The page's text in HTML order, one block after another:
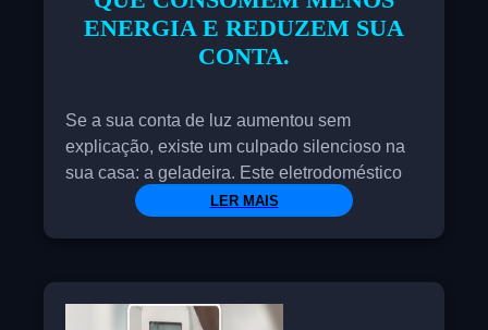
ENERGIA E REDUZEM SUA
CONTA.
Se a sua conta de luz aumentou sem
explicação, existe um culpado silencioso na
sua casa: a geladeira. Este eletrodoméstico
funciona 24 horas por dia e, se não for
LER MAIS